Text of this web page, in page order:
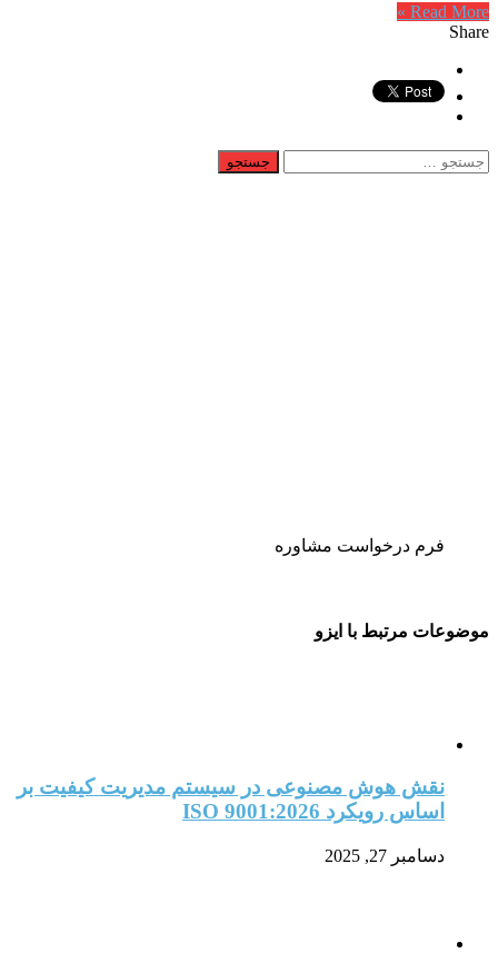
Read More »
Share
جستجو
فرم درخواست مشاوره
موضوعات مرتبط با ایزو
نقش هوش مصنوعی در سیستم مدیریت کیفیت بر
اساس رویکرد ISO 9001:2026
دسامبر 27, 2025